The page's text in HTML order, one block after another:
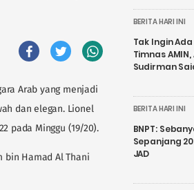
Arab yang menjadi
dan elegan. Lionel
pada Minggu (19/20).
bin Hamad Al Thani
BERITA HARI INI
Tak Ingin
Timnas
Sudirman
BERITA HARI INI
BNPT:
Sepanjang
JAD